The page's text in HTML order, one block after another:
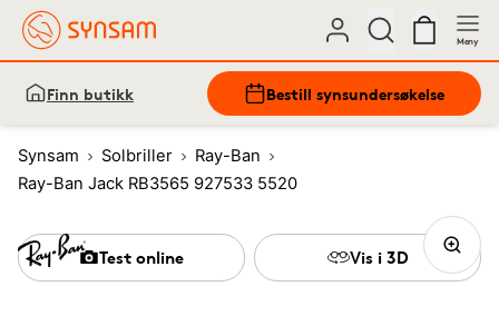
Meny
Finn butikk Bestill synsundersøkelse
Synsam Solbriller
Ray-Ban
Ray-Ban Jack RB3565 927533 5520
Test online Vis i 3D